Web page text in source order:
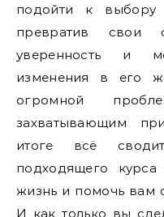
подойти к выбору
превратив
уверенность и
изменения в его
огромной
захватывающим
итоге всё
подходящего
жизнь и помочь вам
И как только вы